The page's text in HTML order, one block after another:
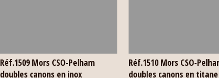
Réf.1509 Mors CSO-Pelham
doubles canons en inox
Réf.1510 Mors CSO-
doubles canons en titane